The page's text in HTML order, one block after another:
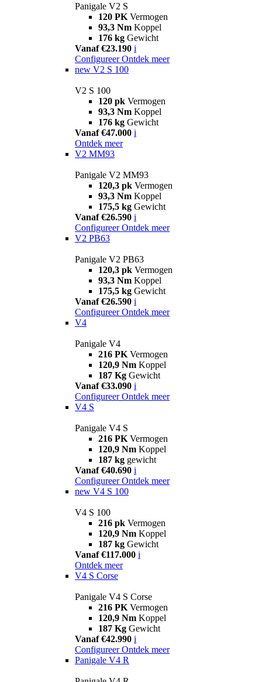
Panigale V2 S
120 PK Vermogen
93,3 Nm Koppel
176 kg Gewicht
Vanaf €23.190 i
Configureer Ontdek meer
new V2 S 100
V2 S 100
120 pk Vermogen
93,3 Nm Koppel
176 kg Gewicht
Vanaf €47.000 i
Ontdek meer
V2 MM93
Panigale V2 MM93
120,3 pk Vermogen
93,3 Nm Koppel
175,5 kg Gewicht
Vanaf €26.590 i
Configureer Ontdek meer
V2 PB63
Panigale V2 PB63
120,3 pk Vermogen
93,3 Nm Koppel
175,5 kg Gewicht
Vanaf €26.590 i
Configureer Ontdek meer
V4
Panigale V4
216 PK Vermogen
120,9 Nm Koppel
187 Kg Gewicht
Vanaf €33.090 i
Configureer Ontdek meer
V4 S
Panigale V4 S
216 PK Vermogen
120,9 Nm Koppel
187 kg gewicht
Vanaf €40.690 i
Configureer Ontdek meer
new V4 S 100
V4 S 100
216 pk Vermogen
120,9 Nm Koppel
187 kg Gewicht
Vanaf €117.000 i
Ontdek meer
V4 S Corse
Panigale V4 S Corse
216 PK Vermogen
120,9 Nm Koppel
187 Kg Gewicht
Vanaf €42.990 i
Configureer Ontdek meer
Panigale V4 R